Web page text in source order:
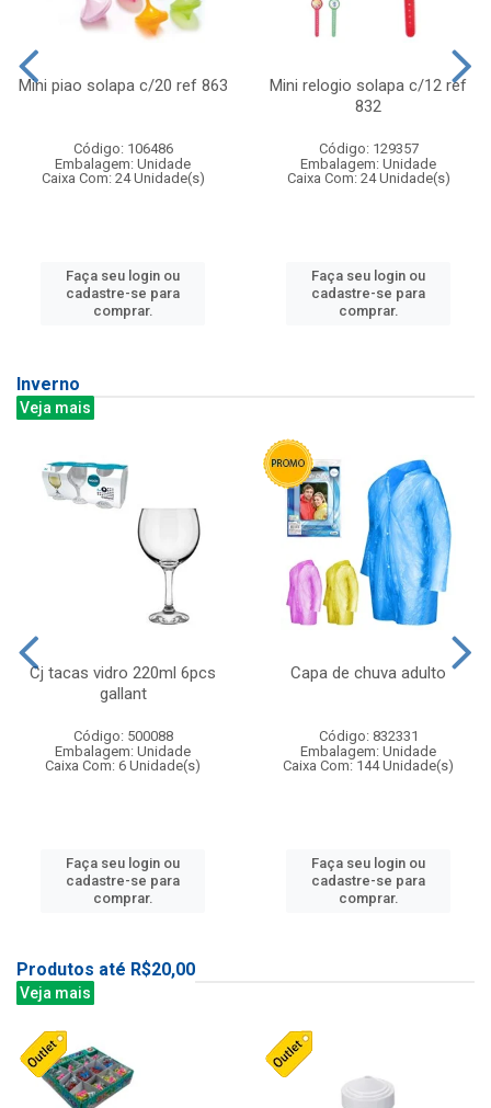
Mini piao solapa c/20 ref 863
Código: 106486
Embalagem: Unidade
Caixa Com: 24 Unidade(s)
Faça seu login ou
cadastre-se para
comprar.
Mini relogio solapa c/12 ref
832
Código: 129357
Embalagem: Unidade
Caixa Com: 24 Unidade(s)
Faça seu login ou
cadastre-se para
comprar.
Inverno
Veja mais
Cj tacas vidro 220ml 6pcs
gallant
Código: 500088
Embalagem: Unidade
Caixa Com: 6 Unidade(s)
Faça seu login ou
cadastre-se para
comprar.
Capa de chuva adulto
Código: 832331
Embalagem: Unidade
Caixa Com: 144 Unidade(s)
Faça seu login ou
cadastre-se para
comprar.
Produtos até R$20,00
Veja mais